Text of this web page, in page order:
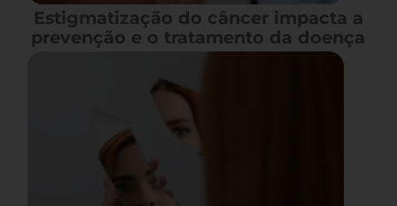
Estigmatização do câncer impacta a
prevenção e o tratamento da doença